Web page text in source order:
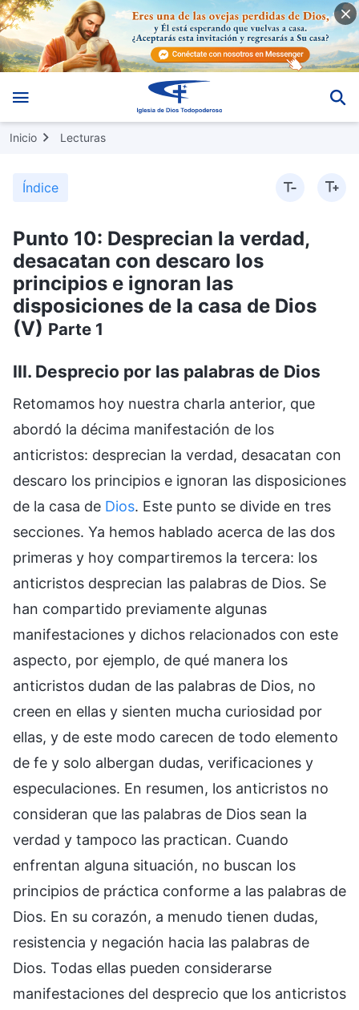
Inicio Lecturas
Índice
Punto 10: Desprecian la verdad,
desacatan con descaro los
principios e ignoran las
disposiciones de la casa de Dios
(V) Parte 1
III. Desprecio por las palabras de Dios
Retomamos hoy nuestra charla anterior, que
abordó la décima manifestación de los
anticristos: desprecian la verdad, desacatan con
descaro los principios e ignoran las disposiciones
de la casa de Dios. Este punto se divide en tres
secciones. Ya hemos hablado acerca de las dos
primeras y hoy compartiremos la tercera: los
anticristos desprecian las palabras de Dios. Se
han compartido previamente algunas
manifestaciones y dichos relacionados con este
aspecto, por ejemplo, de qué manera los
anticristos dudan de las palabras de Dios, no
creen en ellas y sienten mucha curiosidad por
ellas, y de este modo carecen de todo elemento
de fe y solo albergan dudas, verificaciones y
especulaciones. En resumen, los anticristos no
consideran que las palabras de Dios sean la
verdad y tampoco las practican. Cuando
enfrentan alguna situación, no buscan los
principios de práctica conforme a las palabras de
Dios. En su corazón, a menudo tienen dudas,
resistencia y negación hacia las palabras de
Dios. Todas ellas pueden considerarse
manifestaciones del desprecio que los anticristos